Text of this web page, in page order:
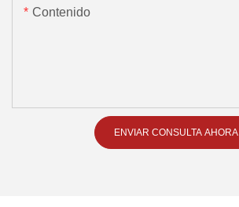
Contenido
ENVIAR CONSULTA AHORA